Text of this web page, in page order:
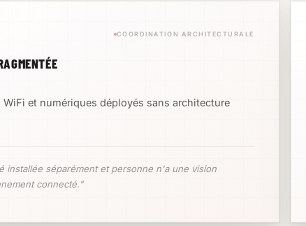
COORDINATION ARCHITECTURALE
WiFi et numériques déployés sans architecture
installée séparément et personne n'a une vision
connecté."